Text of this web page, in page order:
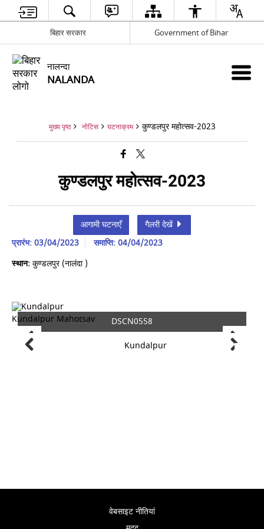
बिहार सरकार Government of Bihar
नालन्दा
NALANDA
मुख्य पृष्ठ नोटिस घटनाक्रम कुण्डलपुर महोत्सव-2023
कुण्डलपुर महोत्सव-2023
आगामी घटनाएँ
गैलरी देखें
प्रारंभ: 03/04/2023
समाप्ति: 04/04/2023
स्थान:कुण्डलपुर (नालंदा )
Kundalpur Mahotsav DSCN0558
वेबसाइट नीतियां